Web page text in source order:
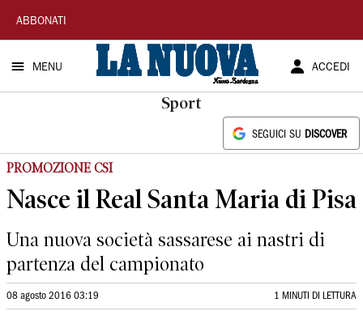
La
Nuova
Sardegna
ABBONATI
MENU ACCEDI
Sport
SEGUICI SU DISCOVER
PROMOZIONE CSI
Nasce il Real Santa Maria di Pisa
Una nuova società sassarese ai nastri di
partenza del campionato
08 agosto 2016 03:19 1 MINUTI DI LETTURA